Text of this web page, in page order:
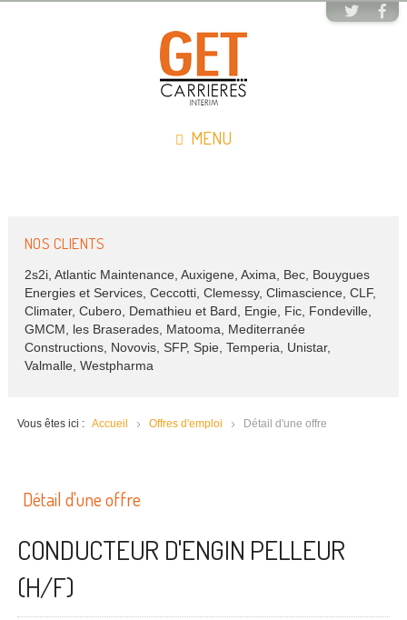
MENU
NOS CLIENTS
2s2i, Atlantic Maintenance, Auxigene, Axima, Bec, Bouygues
Energies et Services, Ceccotti, Clemessy, Climascience, CLF,
Climater, Cubero, Demathieu et Bard, Engie, Fic, Fondeville,
GMCM, les Braserades, Matooma, Mediterranée
Constructions, Novovis, SFP, Spie, Temperia, Unistar,
Valmalle, Westpharma
Vous êtes ici : Accueil Offres d'emploi Détail d'une offre
Détail d'une offre
CONDUCTEUR D'ENGIN PELLEUR
(H/F)